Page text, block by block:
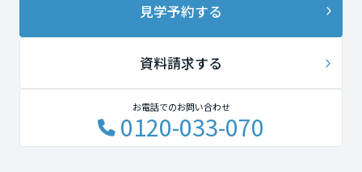
見学予約する
資料請求する
お電話でのお問い合わせ
0120-033-070